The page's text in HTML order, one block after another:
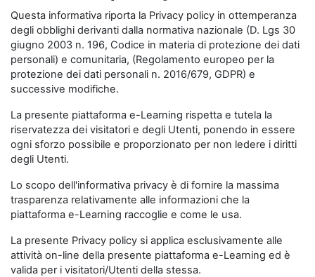
Questa informativa riporta la Privacy policy in ottemperanza
degli obblighi derivanti dalla normativa nazionale (D. Lgs 30
giugno 2003 n. 196, Codice in materia di protezione dei dati
personali) e comunitaria, (Regolamento europeo per la
protezione dei dati personali n. 2016/679, GDPR) e
successive modifiche.
La presente piattaforma e-Learning rispetta e tutela la
riservatezza dei visitatori e degli Utenti, ponendo in essere
ogni sforzo possibile e proporzionato per non ledere i diritti
degli Utenti.
Lo scopo dell'informativa privacy è di fornire la massima
trasparenza relativamente alle informazioni che la
piattaforma e-Learning raccoglie e come le usa.
La presente Privacy policy si applica esclusivamente alle
attività on-line della presente piattaforma e-Learning ed è
valida per i visitatori/Utenti della stessa.